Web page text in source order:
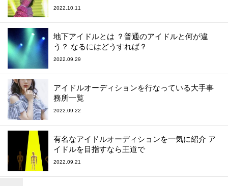
2022.10.11
地下アイドルとは ？普通のアイドルと何が違
う？ なるにはどうすれば？
2022.09.29
アイドルオーディションを行なっている大手事
務所一覧
2022.09.22
有名なアイドルオーディションを一気に紹介 ア
イドルを目指すなら王道で
2022.09.21